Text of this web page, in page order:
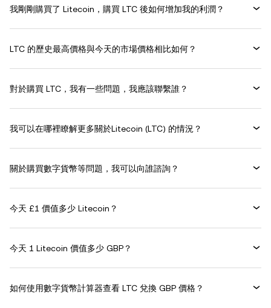
我剛剛購買了 Litecoin，購買 LTC 後如何增加我的利潤？
LTC 的歷史最高價格與今天的市場價格相比如何？
對於購買 LTC，我有一些問題，我應該聯繫誰？
我可以在哪裡瞭解更多關於Litecoin (LTC) 的情況？
關於購買數字貨幣等問題，我可以向誰諮詢？
今天 £1 價值多少 Litecoin？
今天 1 Litecoin 價值多少 GBP？
如何使用數字貨幣計算器查看 LTC 兌換 GBP 價格？